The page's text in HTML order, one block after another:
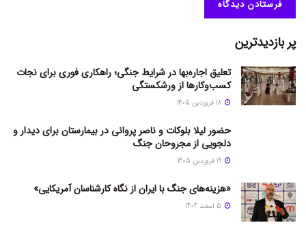
پر بازدیدترین
تعلیق اجاره‌بها در شرایط جنگی؛ راهکاری فوری برای نجات
کسب‌وکارها از ورشکستگی
حضور لیلا بلوکات و ناصر پروانی در بیمارستان برای دیدار و
دلجویی از مجروحان جنگ
«هزینه‌های جنگ با ایران از نگاه کارشناسان آمریکایی»